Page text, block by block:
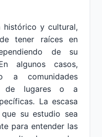
histórico y cultural,
tener raíces en
de su
algunos casos,
a comunidades
de lugares o a
La escasa
su estudio sea
para entender las